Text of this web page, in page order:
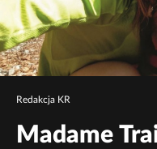
Redakcja KR
Madame